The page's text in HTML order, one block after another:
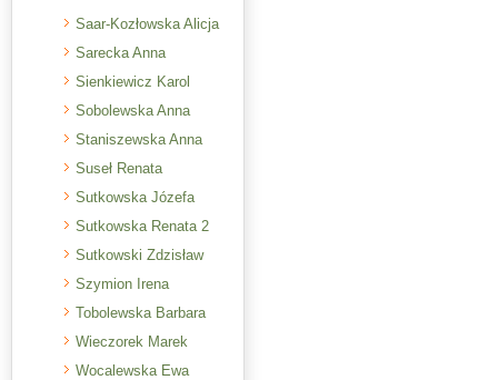
Saar-Kozłowska Alicja
Sarecka Anna
Sienkiewicz Karol
Sobolewska Anna
Staniszewska Anna
Suseł Renata
Sutkowska Józefa
Sutkowska Renata 2
Sutkowski Zdzisław
Szymion Irena
Tobolewska Barbara
Wieczorek Marek
Wocalewska Ewa